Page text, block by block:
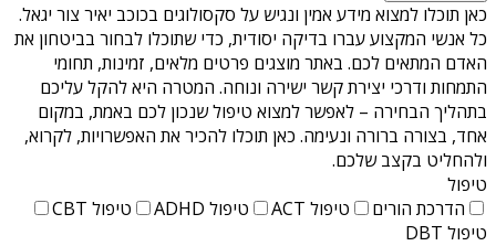
כאן תוכלו למצוא מידע אמין ונגיש על סקסולוגים בכוכב יאיר צור יגאל.
כל אנשי המקצוע עברו בדיקה יסודית, כדי שתוכלו לבחור בביטחון את
האדם המתאים לכם. באתר מוצגים פרטים מלאים, זמינות, תחומי
התמחות ודרכי יצירת קשר ישירה ונוחה. המטרה היא להקל עליכם
בתהליך הבחירה – לאפשר למצוא טיפול שנכון לכם באמת, במקום
אחד, בצורה ברורה ונעימה. כאן תוכלו להכיר את האפשרויות, לקרוא,
ולהחליט בקצב שלכם.
טיפול
הדרכת הורים
טיפול ACT טיפול ADHD
טיפול CBT
טיפול DBT